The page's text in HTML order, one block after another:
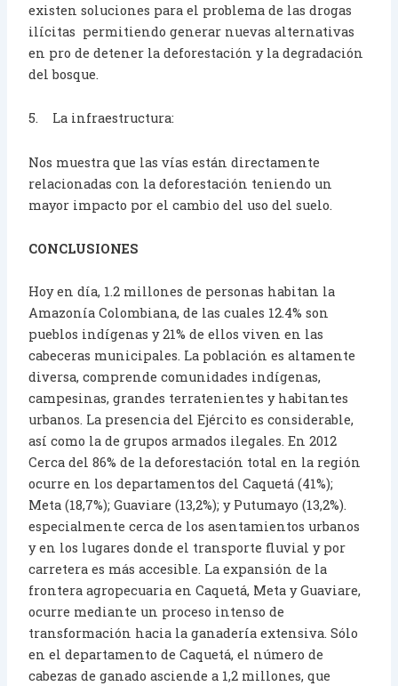
existen soluciones para el problema de las drogas
ilícitas permitiendo generar nuevas alternativas
en pro de detener la deforestación y la degradación
del bosque.
5. La infraestructura:
Nos muestra que las vías están directamente
relacionadas con la deforestación teniendo un
mayor impacto por el cambio del uso del suelo.
CONCLUSIONES
Hoy en día, 1.2 millones de personas habitan la
Amazonía Colombiana, de las cuales 12.4% son
pueblos indígenas y 21% de ellos viven en las
cabeceras municipales. La población es altamente
diversa, comprende comunidades indígenas,
campesinas, grandes terratenientes y habitantes
urbanos. La presencia del Ejército es considerable,
así como la de grupos armados ilegales. En 2012
Cerca del 86% de la deforestación total en la región
ocurre en los departamentos del Caquetá (41%);
Meta (18,7%); Guaviare (13,2%); y Putumayo (13,2%).
especialmente cerca de los asentamientos urbanos
y en los lugares donde el transporte fluvial y por
carretera es más accesible. La expansión de la
frontera agropecuaria en Caquetá, Meta y Guaviare,
ocurre mediante un proceso intenso de
transformación hacia la ganadería extensiva. Sólo
en el departamento de Caquetá, el número de
cabezas de ganado asciende a 1,2 millones, que